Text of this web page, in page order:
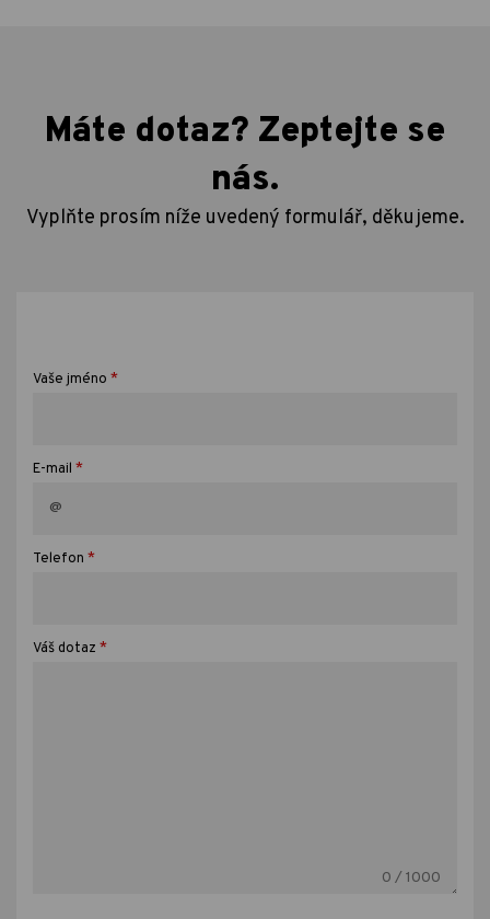
Máte dotaz? Zeptejte se
nás.
Vyplňte prosím níže uvedený formulář, děkujeme.
Vaše jméno *
E-mail *
Telefon *
Váš dotaz *
0 / 1000